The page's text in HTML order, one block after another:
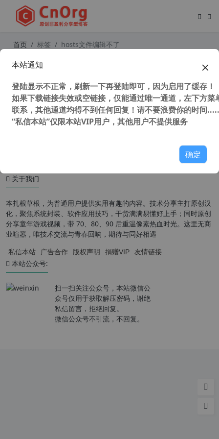
首页 标签 hosts文件编辑不了
件联网禁止工具
关于我们
本扎根草根，为普通用户提供实用有趣的内容。技术分享主打原创汉
化，聚焦系统封装、软件应用技巧，干货满满易懂好上手；同时原创
分享童年游戏视频，带 70、80、90 后重温像素热血时光。这里无商
业喧嚣，唯技术交流与青春回响，期待与同好相遇
私信本站 广告合作 版权声明 捐赠VIP 友情链接
本站公众号:
扫一扫关注公众号，本站微信公
众号仅用于获取解压密码，谢绝
私信留言，拒绝回复。
微信公众号不引流，不回复。
本站通知
登陆显示不正常，刷新一下再登陆即可，因为启用了缓存！
如果下载链接失效或空链接，仅能通过唯一通道，左下方菜
联系，其他通道均得不到任何回复！请不要浪费你的时间
“私信本站”仅限本站VIP用户，其他用户不提供服务
确定